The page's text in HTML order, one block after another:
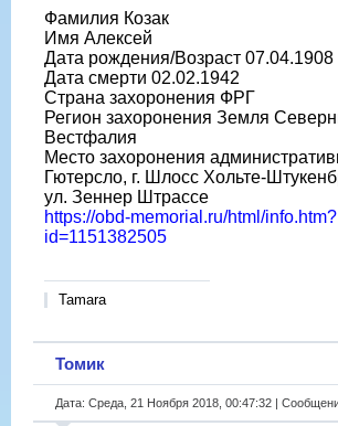
Фамилия Козак
Имя Алексей
Дата рождения/Возраст 07.04.1908
Дата смерти 02.02.1942
Страна захоронения ФРГ
Регион захоронения Земля
Вестфалия
Место захоронения
Гютерсло, г. Шлосс Хольте-
ул. Зеннер Штрассе
https://obd-memorial.ru/html/info.htm?
id=1151382505
Tamara
Томик
Дата: Среда, 21 Ноября 2018, 00:47:32 |